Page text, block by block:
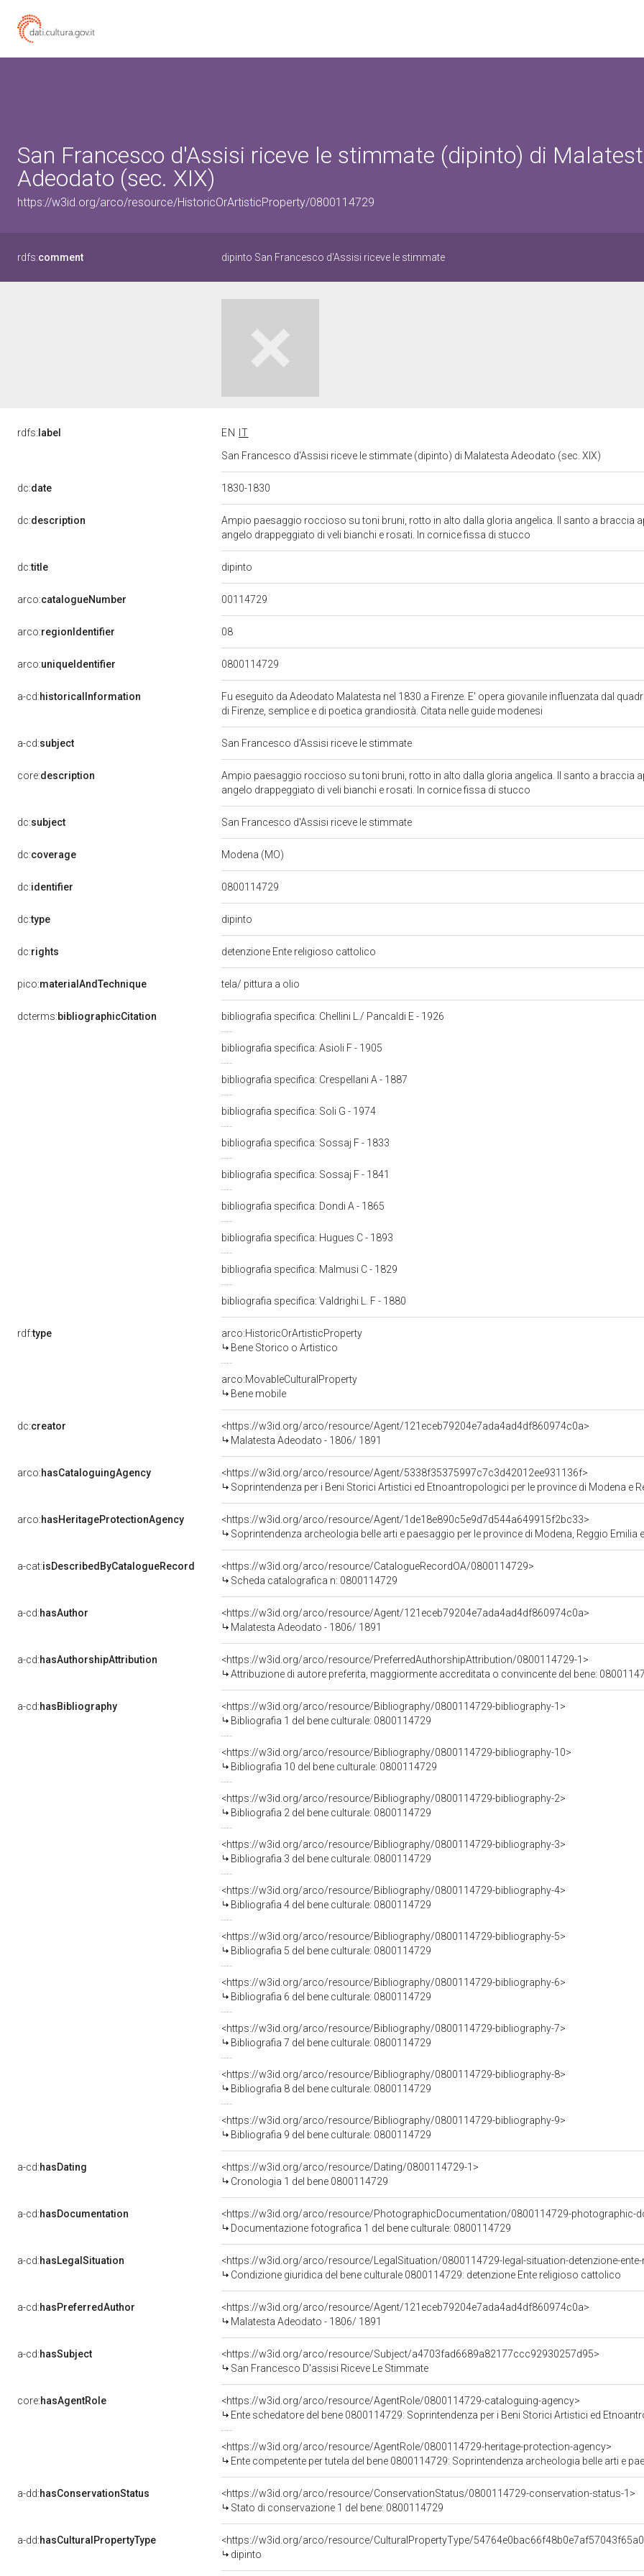
San Francesco d'Assisi riceve le stimmate (dipinto) di
Adeodato (sec. XIX)
https://w3id.org/arco/resource/HistoricOrArtisticProperty/0800114729
rdfs:comment dipinto San Francesco d'Assisi riceve le stimmate
rdfs: label EN
IT
San Francesco d'Assisi riceve le stimmate (dipinto) di Malatesta Adeodato (sec. XIX)
dc:date 1830-1830
dc:description
Ampio paesaggio roccioso su toni bruni, rotto in alto dalla gloria angelica. Il santo a braccia
angelo drappeggiato di veli bianchi e rosati. In cornice fissa di stucco
dc:title dipinto
arco:catalogueNumber 00114729
arco:regionIdentifier 08
arco:uniqueIdentifier 0800114729
a-cd:historicalInformation
Fu eseguito da Adeodato Malatesta nel 1830 a Firenze. E' opera giovanile influenzata dal
di Firenze, semplice e di poetica grandiosità. Citata nelle guide modenesi
a-cd:subject San Francesco d'Assisi riceve le stimmate
core:description
Ampio paesaggio roccioso su toni bruni, rotto in alto dalla gloria angelica. Il santo a braccia
angelo drappeggiato di veli bianchi e rosati. In cornice fissa di stucco
dc:subject San Francesco d'Assisi riceve le stimmate
dc:coverage Modena (MO)
dc:identifier 0800114729
dc:type dipinto
dc:rights detenzione Ente religioso cattolico
pico:materialAndTechnique tela/ pittura a olio
dcterms:bibliographicCitation bibliografia specifica: Chellini L./ Pancaldi E - 1926
bibliografia specifica: Asioli F - 1905
bibliografia specifica: Crespellani A - 1887
bibliografia specifica: Soli G - 1974
bibliografia specifica: Sossaj F - 1833
bibliografia specifica: Sossaj F - 1841
bibliografia specifica: Dondi A - 1865
bibliografia specifica: Hugues C - 1893
bibliografia specifica: Malmusi C - 1829
bibliografia specifica: Valdrighi L. F - 1880
rdf:type
arco:HistoricOrArtisticProperty
Bene Storico o Artistico
arco:MovableCulturalProperty
Bene mobile
dc:creator
<https://w3id.org/arco/resource/Agent/121eceb79204e7ada4ad4df860974c0a>
Malatesta Adeodato - 1806/ 1891
arco:hasCataloguingAgency
<https://w3id.org/arco/resource/Agent/5338f35375997c7c3d42012ee931136f>
Soprintendenza per i Beni Storici Artistici ed Etnoantropologici per le province di Modena e
arco:hasHeritageProtectionAgency
<https://w3id.org/arco/resource/Agent/1de18e890c5e9d7d544a649915f2bc33>
Soprintendenza archeologia belle arti e paesaggio per le province di Modena, Reggio Emilia
a-cat:isDescribedByCatalogueRecord
<https://w3id.org/arco/resource/CatalogueRecordOA/0800114729>
Scheda catalografica n: 0800114729
a-cd:hasAuthor
<https://w3id.org/arco/resource/Agent/121eceb79204e7ada4ad4df860974c0a>
Malatesta Adeodato - 1806/ 1891
a-cd:hasAuthorshipAttribution
<https://w3id.org/arco/resource/PreferredAuthorshipAttribution/0800114729-1>
Attribuzione di autore preferita, maggiormente accreditata o convincente del bene:
a-cd:hasBibliography
<https://w3id.org/arco/resource/Bibliography/0800114729-bibliography-1>
Bibliografia 1 del bene culturale: 0800114729
<https://w3id.org/arco/resource/Bibliography/0800114729-bibliography-10>
Bibliografia 10 del bene culturale: 0800114729
<https://w3id.org/arco/resource/Bibliography/0800114729-bibliography-2>
Bibliografia 2 del bene culturale: 0800114729
<https://w3id.org/arco/resource/Bibliography/0800114729-bibliography-3>
Bibliografia 3 del bene culturale: 0800114729
<https://w3id.org/arco/resource/Bibliography/0800114729-bibliography-4>
Bibliografia 4 del bene culturale: 0800114729
<https://w3id.org/arco/resource/Bibliography/0800114729-bibliography-5>
Bibliografia 5 del bene culturale: 0800114729
<https://w3id.org/arco/resource/Bibliography/0800114729-bibliography-6>
Bibliografia 6 del bene culturale: 0800114729
<https://w3id.org/arco/resource/Bibliography/0800114729-bibliography-7>
Bibliografia 7 del bene culturale: 0800114729
<https://w3id.org/arco/resource/Bibliography/0800114729-bibliography-8>
Bibliografia 8 del bene culturale: 0800114729
<https://w3id.org/arco/resource/Bibliography/0800114729-bibliography-9>
Bibliografia 9 del bene culturale: 0800114729
a-cd:hasDating
<https://w3id.org/arco/resource/Dating/0800114729-1>
Cronologia 1 del bene 0800114729
a-cd:hasDocumentation
<https://w3id.org/arco/resource/PhotographicDocumentation/0800114729-photographic-
Documentazione fotografica 1 del bene culturale: 0800114729
a-cd:hasLegalSituation
<https://w3id.org/arco/resource/LegalSituation/0800114729-legal-situation-detenzione-
Condizione giuridica del bene culturale 0800114729: detenzione Ente religioso cattolico
a-cd:hasPreferredAuthor
<https://w3id.org/arco/resource/Agent/121eceb79204e7ada4ad4df860974c0a>
Malatesta Adeodato - 1806/ 1891
a-cd:hasSubject
<https://w3id.org/arco/resource/Subject/a4703fad6689a82177ccc92930257d95>
San Francesco D'assisi Riceve Le Stimmate
core:hasAgentRole
<https://w3id.org/arco/resource/AgentRole/0800114729-cataloguing-agency>
Ente schedatore del bene 0800114729: Soprintendenza per i Beni Storici Artistici ed
<https://w3id.org/arco/resource/AgentRole/0800114729-heritage-protection-agency>
Ente competente per tutela del bene 0800114729: Soprintendenza archeologia belle arti e
a-dd:hasConservationStatus
<https://w3id.org/arco/resource/ConservationStatus/0800114729-conservation-status-1>
Stato di conservazione 1 del bene: 0800114729
a-dd:hasCulturalPropertyType
<https://w3id.org/arco/resource/CulturalPropertyType/
dipinto